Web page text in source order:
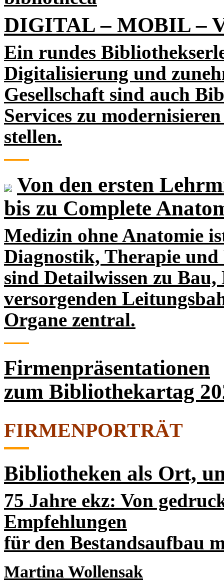
DIGITAL – MOBIL –
Ein rundes
Digitalisierung und
Gesellschaft sind auch
Services zu
stellen.
Von den ersten
bis zu Complete
Medizin ohne Anatomie
Diagnostik, Therapie
sind Detailwissen zu
versorgenden
Organe zentral.
Firmenpräsentationen
zum Bibliothekartag
FIRMENPORTRÄT
Bibliotheken als Ort,
75 Jahre ekz: Von
Empfehlungen
für den Bestandsaufbau
Martina Wollensak